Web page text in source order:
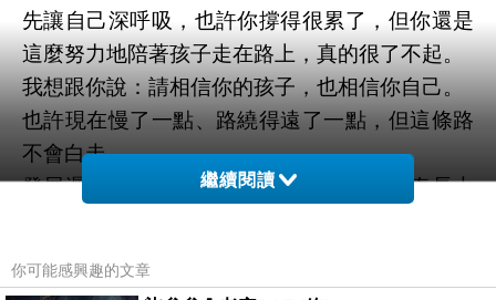
先讓自己深呼吸，也許你撐得很累了，但你還是
這麼努力地陪著孩子走在路上，真的很了不起。
我想跟你說：請相信你的孩子，也相信你自己。
也許現在慢了一點、路繞得遠了一點，但這條路
不會白走。
發展遲緩不是停止發展，只是用不同的節奏長大
一起工作，有人做得快，有人做得好，從來不會
繼續閱讀
你可能感興趣的文章